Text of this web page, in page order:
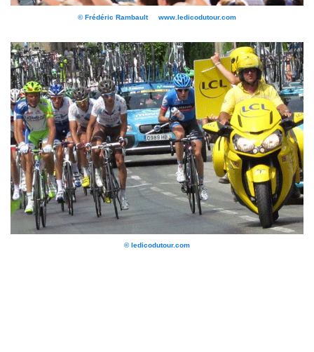
© Frédéric Rambault www.ledicodutour.com
© ledicodutour.com